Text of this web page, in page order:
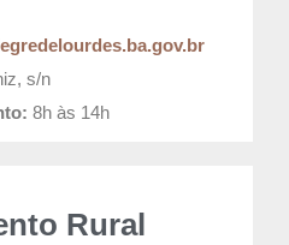
s/n
8h às 14h
Rural